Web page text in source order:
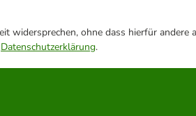
widersprechen, ohne dass hierfür andere
Datenschutzerklärung.